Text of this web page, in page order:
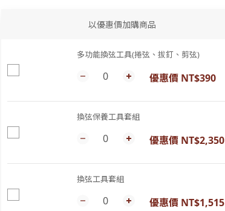
以優惠價加購商品
多功能換弦工具(捲弦、拔釘、剪弦)
優惠價 NT$390
換弦保養工具套組
優惠價 NT$2,350
換弦工具套組
優惠價 NT$1,515